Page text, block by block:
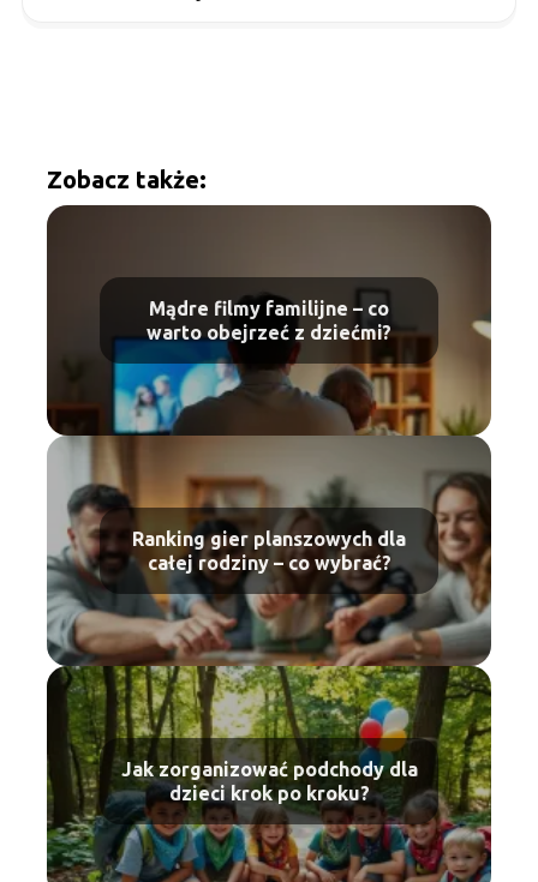
Zobacz także:
Mądre filmy familijne – co
warto obejrzeć z dziećmi?
Ranking gier planszowych dla
całej rodziny – co wybrać?
Jak zorganizować podchody dla
dzieci krok po kroku?